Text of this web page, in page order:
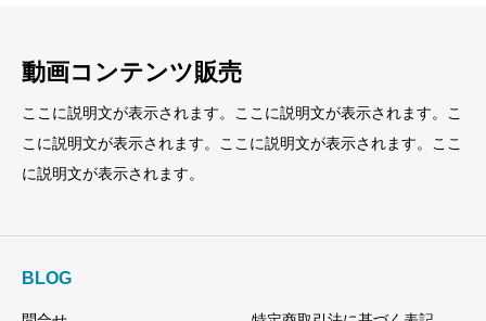
動画コンテンツ販売
ここに説明文が表示されます。ここに説明文が表示されます。こ
こに説明文が表示されます。ここに説明文が表示されます。ここ
に説明文が表示されます。
BLOG